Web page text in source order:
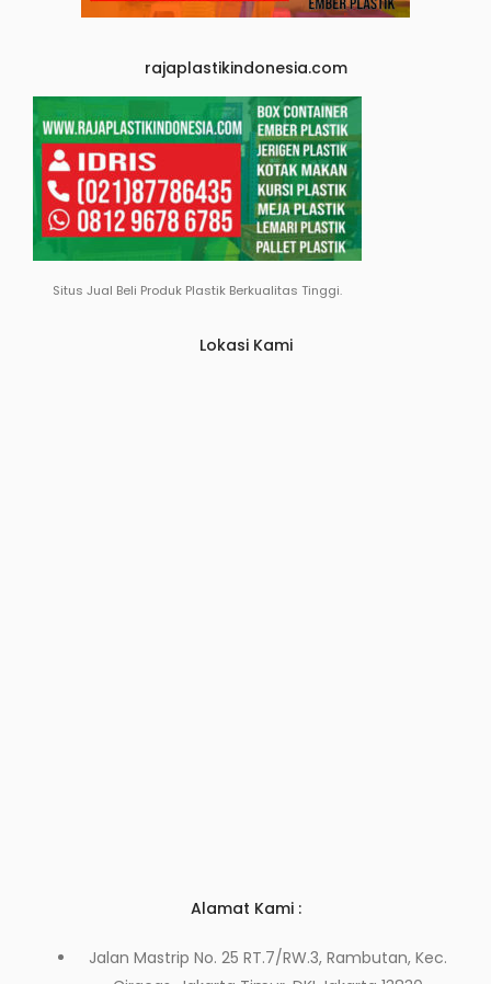
rajaplastikindonesia.com
Situs Jual Beli Produk Plastik Berkualitas Tinggi.
Lokasi Kami
Alamat Kami :
Jalan Mastrip No. 25 RT.7/RW.3, Rambutan, Kec.